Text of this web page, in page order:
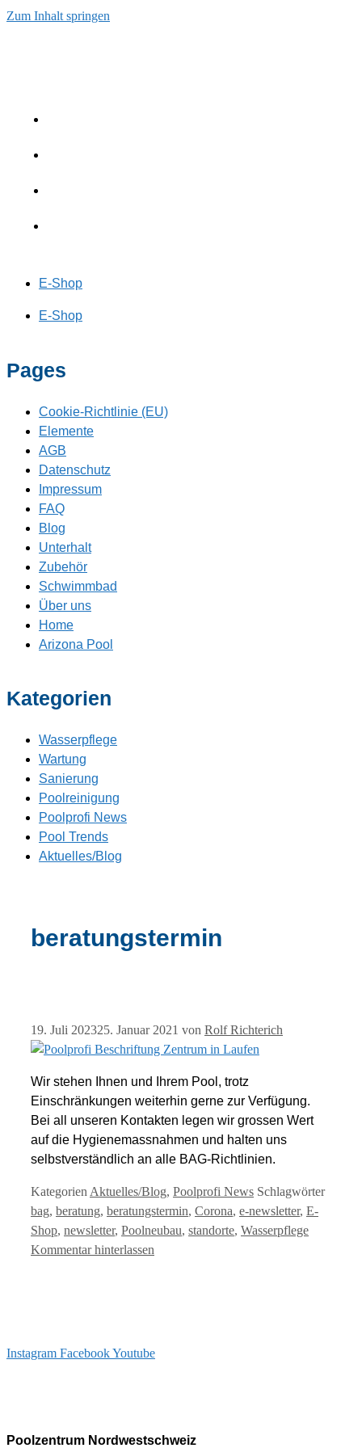
Zum Inhalt springen
E-Shop
E-Shop
Pages
Cookie-Richtlinie (EU)
Elemente
AGB
Datenschutz
Impressum
FAQ
Blog
Unterhalt
Zubehör
Schwimmbad
Über uns
Home
Arizona Pool
Kategorien
Wasserpflege
Wartung
Sanierung
Poolreinigung
Poolprofi News
Pool Trends
Aktuelles/Blog
beratungstermin
19. Juli 202325. Januar 2021 von Rolf Richterich
Wir stehen Ihnen und Ihrem Pool, trotz
Einschränkungen weiterhin gerne zur Verfügung.
Bei all unseren Kontakten legen wir grossen Wert
auf die Hygienemassnahmen und halten uns
selbstverständlich an alle BAG-Richtlinien.
Kategorien Aktuelles/Blog, Poolprofi News Schlagwörter
bag, beratung, beratungstermin, Corona, e-newsletter, E-
Shop, newsletter, Poolneubau, standorte, Wasserpflege
Kommentar hinterlassen
Instagram FacebookYoutube
Poolzentrum Nordwestschweiz